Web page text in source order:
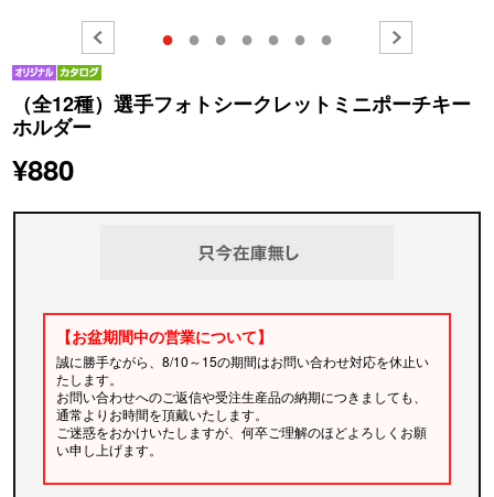
● ● ● ● ● ● ●
（全12種）選手フォトシークレットミニポーチキー
ホルダー
¥880
【お盆期間中の営業について】
誠に勝手ながら、8/10～15の期間はお問い合わせ対応を休止い
たします。
お問い合わせへのご返信や受注生産品の納期につきましても、
通常よりお時間を頂戴いたします。
ご迷惑をおかけいたしますが、何卒ご理解のほどよろしくお願
い申し上げます。